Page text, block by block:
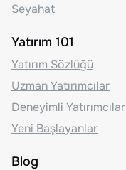
Seyahat
Yatırım 101
Yatırım Sözlüğü
Uzman Yatırımcılar
Deneyimli Yatırımcılar
Yeni Başlayanlar
Blog